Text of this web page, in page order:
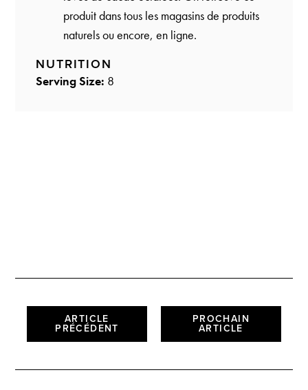
produit dans tous les magasins de produits
naturels ou encore, en ligne.
NUTRITION
Serving Size: 8
ARTICLE
PRÉCÉDENT
PROCHAIN
ARTICLE